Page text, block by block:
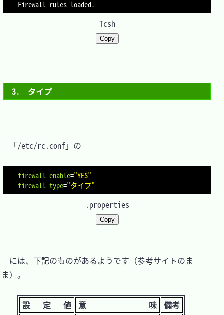
Tcsh
Copy
3.　タイプ
「/etc/rc.conf」の
firewall_enable="YES"
firewall_type="タイプ"
.properties
Copy
には、下記のものがあるようです（参考サイトのま
ま）。
設 定 値 意 味 備考